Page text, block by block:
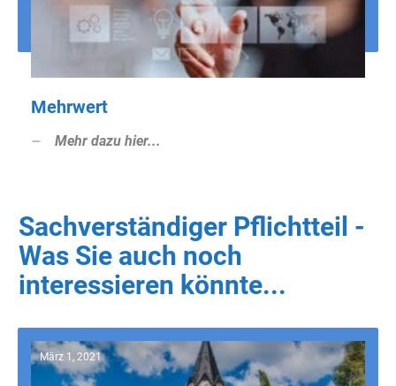
Mehrwert
Mehr dazu hier...
Sachverständiger Pflichtteil -
Was Sie auch noch
interessieren könnte...
März 1, 2021